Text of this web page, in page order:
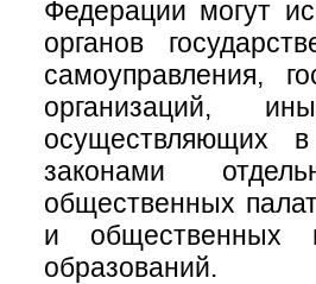
Федерации могут
органов
самоуправления,
организаций,
осуществляющих
законами
общественных
и общественных
образований.